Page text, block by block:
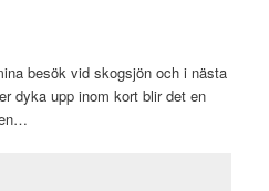
besök vid skogsjön och i nästa
dyka upp inom kort blir det en